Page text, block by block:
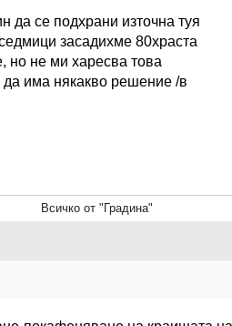
да се подхрани източна туя
засадихме 80храста
но не ми харесва това
има някакво решение /в
Всичко от "Градина"